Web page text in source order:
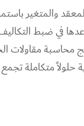
والمتغير
في ضبط
محاسبة مقاولات
متكاملة تجمع